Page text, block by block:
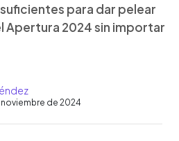
para dar pelear
Apertura 2024 sin importar
de 2024